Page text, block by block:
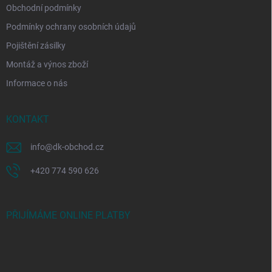
Obchodní podmínky
Podmínky ochrany osobních údajů
Pojištění zásilky
Montáž a výnos zboží
Informace o nás
KONTAKT
info@dk-obchod.cz
+420 774 590 626
PŘIJÍMÁME ONLINE PLATBY